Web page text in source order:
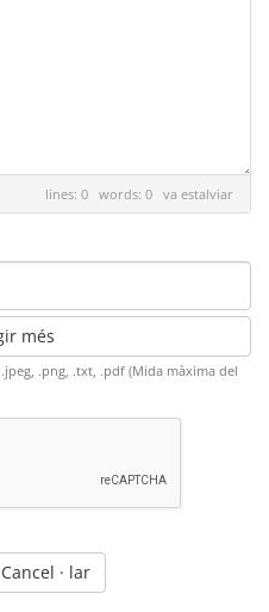
lines: 0 words: 0 va estalviar
més
.png, .txt, .pdf (Mida màxima del
Cancel · lar